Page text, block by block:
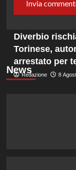
News
Diverbio
Torinese,
arrestato per
Redazione 8